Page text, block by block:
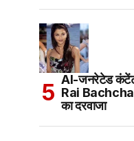
AI-जनरेटेड
Rai
का दरवाजा